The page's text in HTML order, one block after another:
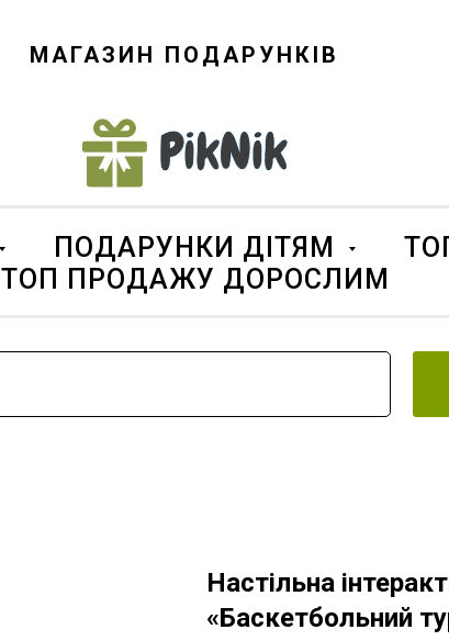
МАГАЗИН ПОДАРУНКІВ
ПОДАРУНКИ ДІТЯМ
ТОП ПРОДАЖУ ДОРОСЛИМ
Настільна
«Баскетбольний